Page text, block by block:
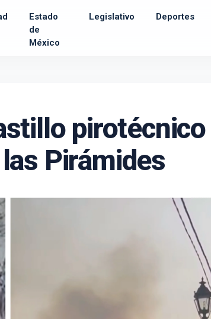
Estado
de
México
Legislativo Deportes
pirotécnico
Pirámides